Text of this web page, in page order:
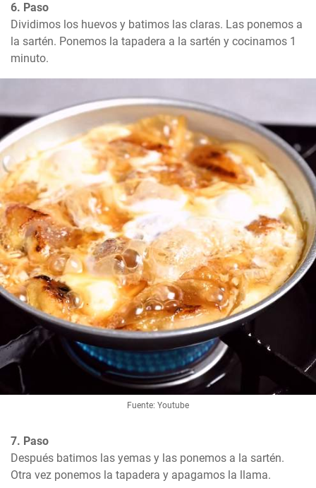
6. Paso
Dividimos los huevos y batimos las claras. Las ponemos a
la sartén. Ponemos la tapadera a la sartén y cocinamos 1
minuto.
Fuente: Youtube
7. Paso
Después batimos las yemas y las ponemos a la sartén.
Otra vez ponemos la tapadera y apagamos la llama.